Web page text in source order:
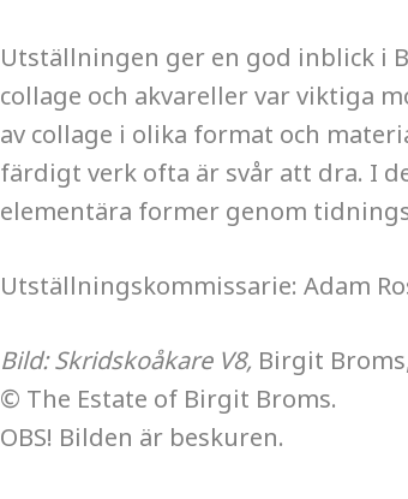
Utställningen ger en god inblick i
collage och akvareller var viktiga
av collage i olika format och
färdigt verk ofta är svår att dra. I
elementära former genom
Utställningskommissarie: Adam
Bild: Skridskoåkare V8, Birgit
© The Estate of Birgit Broms.
OBS! Bilden är beskuren.